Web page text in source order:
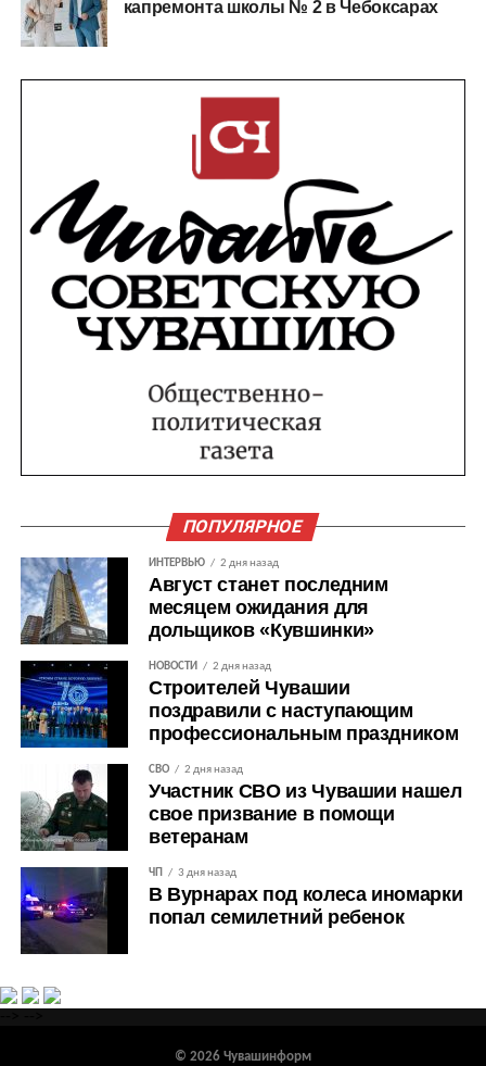
капремонта школы № 2 в Чебоксарах
ПОПУЛЯРНОЕ
ИНТЕРВЬЮ 2 дня назад
Август станет последним
месяцем ожидания для
дольщиков «Кувшинки»
НОВОСТИ 2 дня назад
Строителей Чувашии
поздравили с наступающим
профессиональным праздником
СВО 2 дня назад
Участник СВО из Чувашии нашел
свое призвание в помощи
ветеранам
ЧП 3 дня назад
В Вурнарах под колеса иномарки
попал семилетний ребенок
© 2026 Чувашинформ